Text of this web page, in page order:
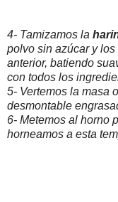
4- Tamizamos la
polvo sin azúcar y
anterior, batiendo
con todos los
5- Vertemos la masa
desmontable
6- Metemos al horno
horneamos a esta